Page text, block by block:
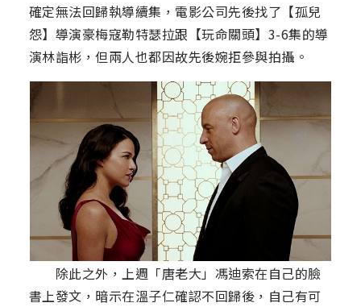
確定無法回歸執導續集，電影公司先後找了【孤兒
怨】導演豪梅寇勒特瑟拉跟【玩命關頭】3-6集的導
演林詣彬，但兩人也都因故先後婉拒參與拍攝。
除此之外，上週「唐老大」馮迪索在自己的臉
書上發文，暗示在溫子仁確認不回歸後，自己有可